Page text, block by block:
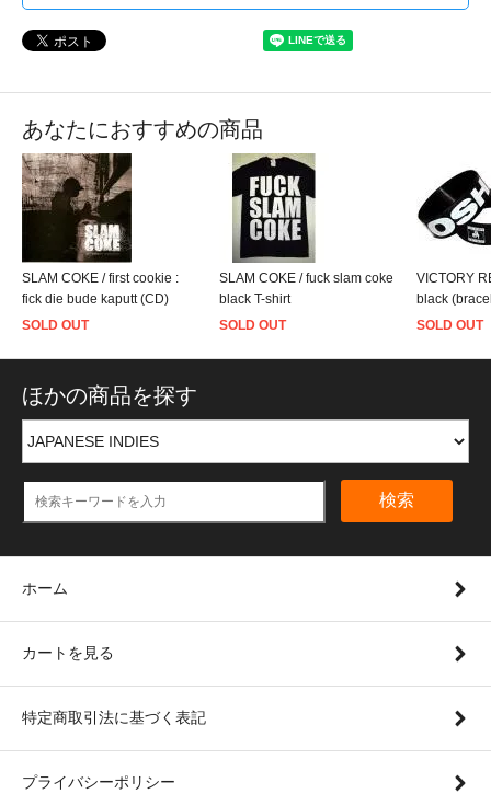
あなたにおすすめの商品
SLAM COKE / first cookie :
fick die bude kaputt (CD)
SOLD OUT
SLAM COKE / fuck slam coke
black T-shirt
SOLD OUT
VICTORY
black
SOLD OUT
ほかの商品を探す
検索
ホーム
カートを見る
特定商取引法に基づく表記
プライバシーポリシー